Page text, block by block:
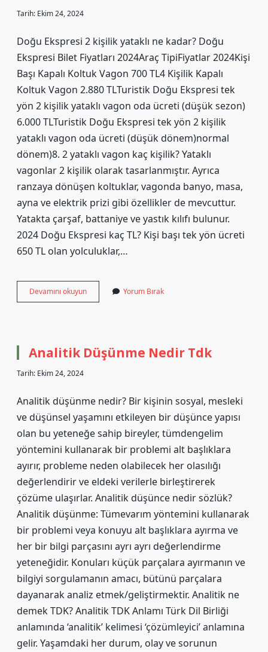
Tarih: Ekim 24, 2024
Doğu Ekspresi 2 kişilik yataklı ne kadar? Doğu
Ekspresi Bilet Fiyatları 2024Araç TipiFiyatlar 2024Kişi
Başı Kapalı Koltuk Vagon 700 TL4 Kişilik Kapalı
Koltuk Vagon 2.880 TLTuristik Doğu Ekspresi tek
yön 2 kişilik yataklı vagon oda ücreti (düşük sezon)
6.000 TLTuristik Doğu Ekspresi tek yön 2 kişilik
yataklı vagon oda ücreti (düşük dönem)normal
dönem)8. 2 yataklı vagon kaç kişilik? Yataklı
vagonlar 2 kişilik olarak tasarlanmıştır. Ayrıca
ranzaya dönüşen koltuklar, vagonda banyo, masa,
ayna ve elektrik prizi gibi özellikler de mevcuttur.
Yatakta çarşaf, battaniye ve yastık kılıfı bulunur.
2024 Doğu Ekspresi kaç TL? Kişi başı tek yön ücreti
650 TL olan yolculuklar,…
Devamını okuyunYataklı
Tren
Yorum Bırak
Analitik Düşünme Nedir Tdk
Tarih: Ekim 24, 2024
Analitik düşünme nedir? Bir kişinin sosyal, mesleki
ve düşünsel yaşamını etkileyen bir düşünce yapısı
olan bu yeteneğe sahip bireyler, tümdengelim
yöntemini kullanarak bir problemi alt başlıklara
ayırır, probleme neden olabilecek her olasılığı
değerlendirir ve eldeki verilerle birleştirerek
çözüme ulaşırlar. Analitik düşünce nedir sözlük?
Analitik düşünme: Tümevarım yöntemini kullanarak
bir problemi veya konuyu alt başlıklara ayırma ve
her bir bilgi parçasını ayrı ayrı değerlendirme
yeteneğidir. Konuları küçük parçalara ayırmanın ve
bilgiyi sorgulamanın amacı, bütünü parçalara
dayanarak analiz etmek/geliştirmektir. Analitik ne
demek TDK? Analitik TDK Anlamı Türk Dil Birliği
anlamında ‘analitik’ kelimesi ‘çözümleyici’ anlamına
gelir. Yaşamdaki her durum, olay ve sorunun